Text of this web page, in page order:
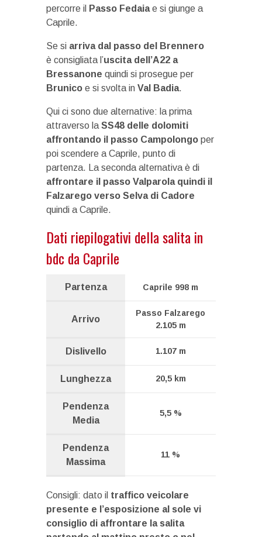
percorre il Passo Fedaiae si giunge a
Caprile.
Se si arriva dal passo del Brennero
è consigliata l’uscita dell’A22 a
Bressanone quindi si prosegue per
Brunico e si svolta in Val Badia.
Qui ci sono due alternative: la prima
attraverso la SS48 delle dolomiti
affrontando il passo Campolongo per
poi scendere a Caprile, punto di
partenza. La seconda alternativa è di
affrontare il passo Valparola quindi il
Falzarego verso Selva di Cadore
quindi a Caprile.
Dati riepilogativi della salita in
bdc da Caprile
Partenza Caprile 998 m
Arrivo
Passo Falzarego
2.105 m
Dislivello 1.107 m
Lunghezza 20,5 km
Pendenza
Media
5,5 %
Pendenza
Massima
11 %
Consigli: dato il traffico veicolare
presente e l’esposizione al sole vi
consiglio di affrontare la salita